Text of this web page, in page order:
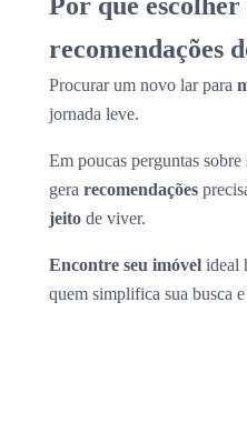
recomendações
Procurar um novo lar para
jornada leve.
Em poucas perguntas
gera recomendações
jeito de viver.
Encontre seu imóvel ideal
quem simplifica sua busca